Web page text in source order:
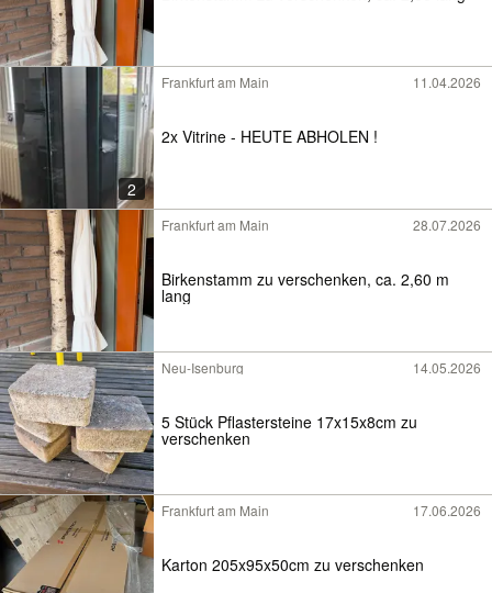
2
Frankfurt am Main 11.04.2026
2x Vitrine - HEUTE ABHOLEN !
Frankfurt am Main 28.07.2026
Birkenstamm zu verschenken, ca. 2,60 m
lang
Neu-Isenburg 14.05.2026
5 Stück Pflastersteine 17x15x8cm zu
verschenken
Frankfurt am Main 17.06.2026
Karton 205x95x50cm zu verschenken